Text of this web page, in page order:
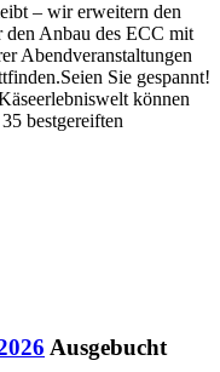
– wir erweitern den
Anbau des ECC mit
Abendveranstaltungen
Sie gespannt!
können
bestgereiften
Ausgebucht